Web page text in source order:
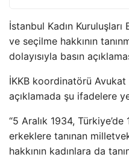
İstanbul Kadın
ve seçilme hakkının
dolayısıyla basın
İKKB koordinatörü Avukat
açıklamada şu ifadelere
“5 Aralık 1934,
erkeklere tanınan
hakkının kadınlara da